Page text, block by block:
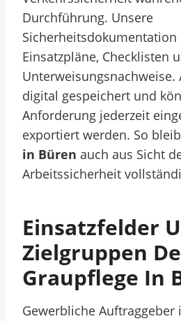
Durchführung. Unsere
Sicherheitsdokumentation
Einsatzpläne, Checklisten
Unterweisungsnachweise.
digital gespeichert und
Anforderung jederzeit
exportiert werden. So
in Büren auch aus Sicht
Arbeitssicherheit
Einsatzfelder
Zielgruppen
Graupflege In
Gewerbliche